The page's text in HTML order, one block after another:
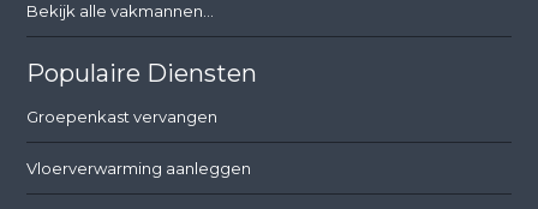
Bekijk alle vakmannen...
Populaire Diensten
Groepenkast vervangen
Vloerverwarming aanleggen